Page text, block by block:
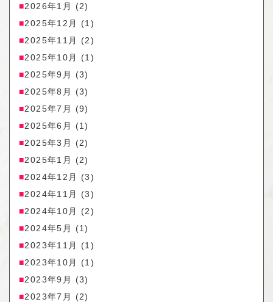
2026年1月
(2)
2025年12月
(1)
2025年11月
(2)
2025年10月
(1)
2025年9月
(3)
2025年8月
(3)
2025年7月
(9)
2025年6月
(1)
2025年3月
(2)
2025年1月
(2)
2024年12月
(3)
2024年11月
(3)
2024年10月
(2)
2024年5月
(1)
2023年11月
(1)
2023年10月
(1)
2023年9月
(3)
2023年7月
(2)